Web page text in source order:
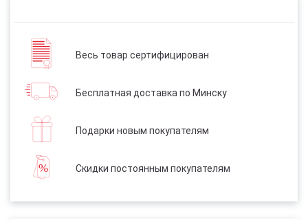
Весь товар сертифицирован
Бесплатная доставка по Минску
Подарки новым покупателям
Скидки постоянным покупателям